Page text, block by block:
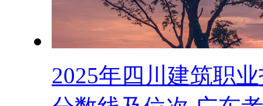
2025年四川建筑职